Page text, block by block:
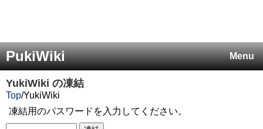
Menu
PukiWiki
YukiWiki の凍結
Top/YukiWiki
凍結用のパスワードを入力してください。